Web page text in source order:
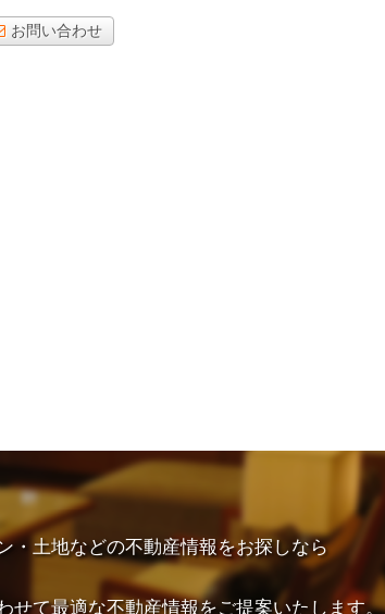
お問い合わせ
・土地などの不動産情報をお探しなら
せて最適な不動産情報をご提案いたします。